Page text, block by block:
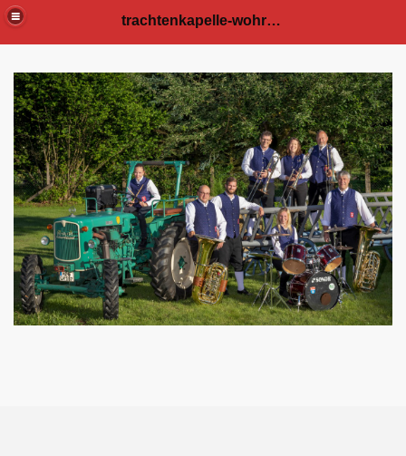
trachtenkapelle-wohratal